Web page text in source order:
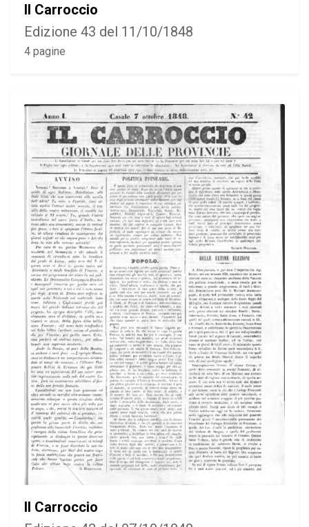
Il Carroccio
Edizione 43 del 11/10/1848
4 pagine
Il Carroccio